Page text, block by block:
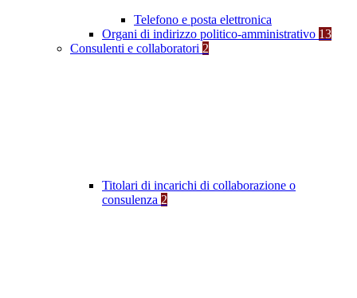
Telefono e posta elettronica
Organi di indirizzo politico-amministrativo 13
Consulenti e collaboratori 2
Titolari di incarichi di collaborazione o
consulenza 2